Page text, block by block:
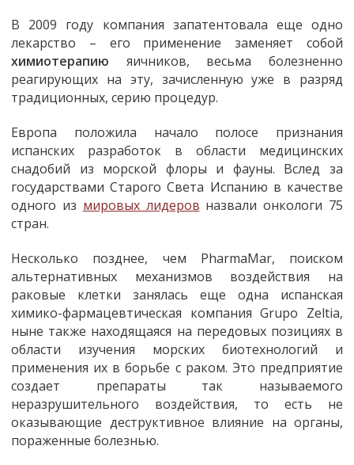
В 2009 году компания запатентовала еще одно
лекарство – его применение заменяет собой
химиотерапию яичников, весьма болезненно
реагирующих на эту, зачисленную уже в разряд
традиционных, серию процедур.
Европа положила начало полосе признания
испанских разработок в области медицинских
снадобий из морской флоры и фауны. Вслед за
государствами Старого Света Испанию в качестве
одного из мировых лидеров назвали онкологи 75
стран.
Несколько позднее, чем PharmaMar, поиском
альтернативных механизмов воздействия на
раковые клетки занялась еще одна испанская
химико-фармацевтическая компания Grupo Zeltia,
ныне также находящаяся на передовых позициях в
области изучения морских биотехнологий и
применения их в борьбе с раком. Это предприятие
создает препараты так называемого
неразрушительного воздействия, то есть не
оказывающие деструктивное влияние на органы,
пораженные болезнью.